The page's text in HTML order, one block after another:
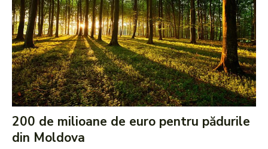
200 de milioane de euro pentru pădurile
din Moldova